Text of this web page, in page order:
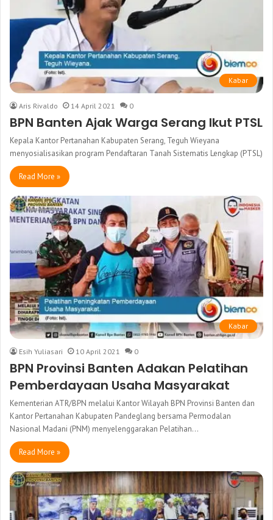
Kabar
Aris Rivaldo 14 April 2021 0
BPN Banten Ajak Warga Serang Ikut PTSL
Kepala Kantor Pertanahan Kabupaten Serang, Teguh Wieyana
menyosialisasikan program Pendaftaran Tanah Sistematis Lengkap (PTSL)
Read More »
Kabar
Esih Yuliasari 10 April 2021 0
BPN Provinsi Banten Adakan Pelatihan
Pemberdayaan Usaha Masyarakat
Kementerian ATR/BPN melalui Kantor Wilayah BPN Provinsi Banten dan
Kantor Pertanahan Kabupaten Pandeglang bersama Permodalan
Nasional Madani (PNM) menyelenggarakan Pelatihan…
Read More »